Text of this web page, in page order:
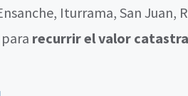
Iturrama, San Juan,
recurrir el valor